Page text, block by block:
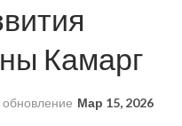
Камарг
Мар 15, 2026